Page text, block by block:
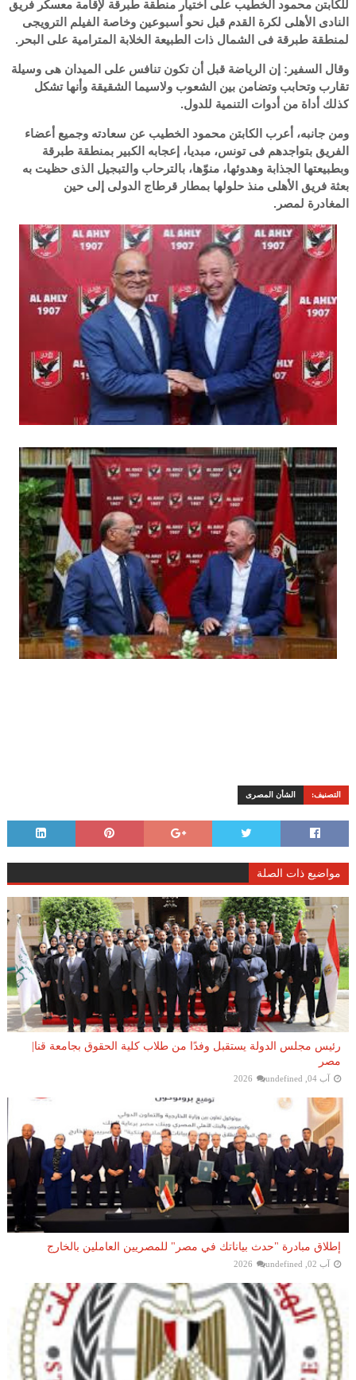
للكابتن محمود الخطيب على اختيار منطقة طبرقة لإقامة معسكر فريق
النادى الأهلى لكرة القدم قبل نحو أسبوعين وخاصة الفيلم الترويجى
لمنطقة طبرقة فى الشمال ذات الطبيعة الخلابة المترامية على البحر.
وقال السفير: إن الرياضة قبل أن تكون تنافس على الميدان هى وسيلة
تقارب وتحابب وتضامن بين الشعوب ولاسيما الشقيقة وأنها تشكل
كذلك أداة من أدوات التنمية للدول.
ومن جانبه، أعرب الكابتن محمود الخطيب عن سعادته وجميع أعضاء
الفريق بتواجدهم فى تونس، مبديا، إعجابه الكبير بمنطقة طبرقة
وبطبيعتها الجذابة وهدوئها، منوّها، بالترحاب والتبجيل الذى حظيت به
بعثة فريق الأهلى منذ حلولها بمطار قرطاج الدولى إلى حين
المغادرة لمصر.
التصنيف: الشأن المصرى
مواضيع ذات الصلة
رئيس مجلس الدولة يستقبل وفدًا من طلاب كلية الحقوق بجامعة قنا|
مصر
آب 04, 2026 undefined
إطلاق مبادرة "حدث بياناتك في مصر" للمصريين العاملين بالخارج
آب 02, 2026 undefined